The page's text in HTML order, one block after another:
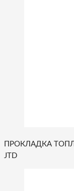
ПРОКЛАДКА
JTD